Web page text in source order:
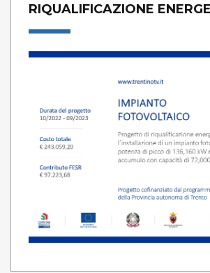
RIQUALIFICAZIONE